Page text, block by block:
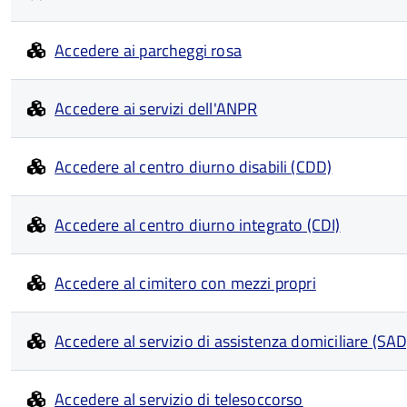
Accedere ai parcheggi rosa
Accedere ai servizi dell'ANPR
Accedere al centro diurno disabili (CDD)
Accedere al centro diurno integrato (CDI)
Accedere al cimitero con mezzi propri
Accedere al servizio di assistenza domiciliare
Accedere al servizio di telesoccorso